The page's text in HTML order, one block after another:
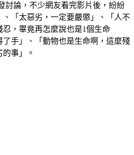
討論，不少網友看完影片後，紛紛
「太惡劣，一定要嚴懲」、「人不
，畢竟再怎麼說也是1個生命
手」、「動物也是生命啊，這麼殘
事」。